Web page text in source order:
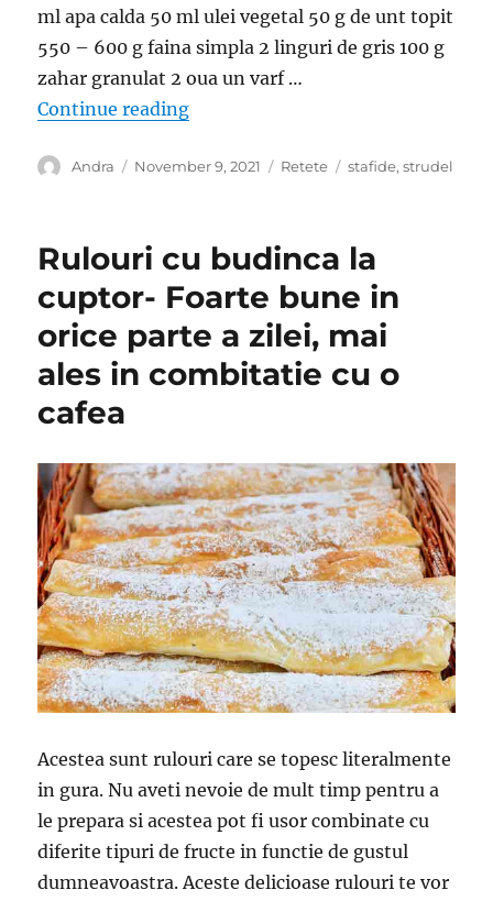
ml apa calda 50 ml ulei vegetal 50 g de unt topit
550 – 600 g faina simpla 2 linguri de gris 100 g
zahar granulat 2 oua un varf …
Continue reading“Strudel incredibil de gustos cu
Author
Andra
Posted
November 9, 2021 Categories
Retete Tags
stafide,strudel
Rulouri cu budinca la
cuptor- Foarte bune in
orice parte a zilei, mai
ales in combitatie cu o
cafea
Acestea sunt rulouri care se topesc literalmente
in gura. Nu aveti nevoie de mult timp pentru a
le prepara si acestea pot fi usor combinate cu
diferite tipuri de fructe in functie de gustul
dumneavoastra. Aceste delicioase rulouri te vor